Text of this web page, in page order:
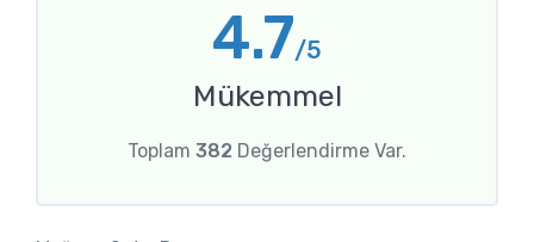
4.7/5
Mükemmel
Toplam 382 Değerlendirme Var.